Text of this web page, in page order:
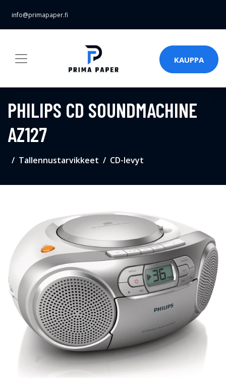
info@primapaper.fi
KAUPPA
PHILIPS CD SOUNDMACHINE
AZ127
Tallennustarvikkeet CD-levyt